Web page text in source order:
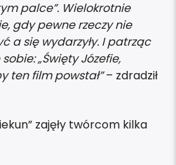
palce”. Wielokrotnie
gdy pewne rzeczy nie
a się wydarzyły. I patrząc
„Święty Józefie,
ten film powstał”– zdradził
zajęły twórcom kilka